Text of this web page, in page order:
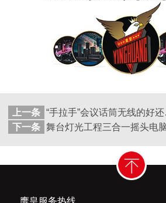
上一条
“手拉
下一条
鹰皇服务热线